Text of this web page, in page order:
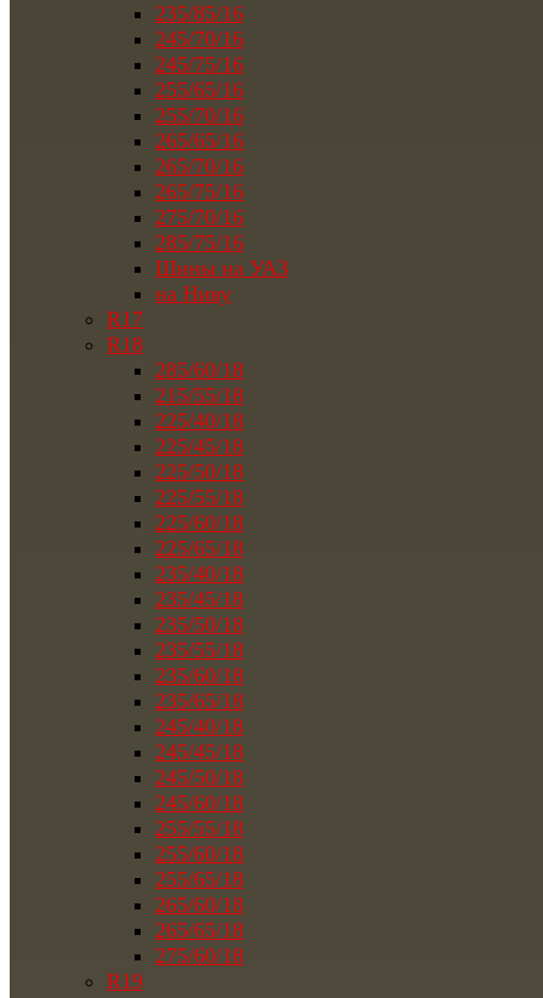
235/85/16
245/70/16
245/75/16
255/65/16
255/70/16
265/65/16
265/70/16
265/75/16
275/70/16
285/75/16
Шины на УАЗ
на Ниву
R17
R18
285/60/18
215/55/18
225/40/18
225/45/18
225/50/18
225/55/18
225/60/18
225/65/18
235/40/18
235/45/18
235/50/18
235/55/18
235/60/18
235/65/18
245/40/18
245/45/18
245/50/18
245/60/18
255/55/18
255/60/18
255/65/18
265/60/18
265/65/18
275/60/18
R19